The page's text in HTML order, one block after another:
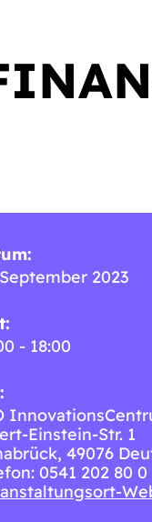
2023
- 18:00
Einstein-Str. 1
, 49076
0541 202 80 0